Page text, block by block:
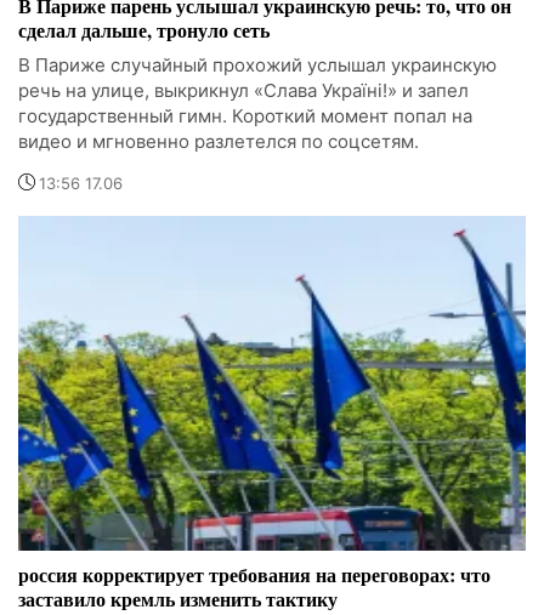
В Париже парень услышал украинскую речь: то, что он
сделал дальше, тронуло сеть
В Париже случайный прохожий услышал украинскую
речь на улице, выкрикнул «Слава Україні!» и запел
государственный гимн. Короткий момент попал на
видео и мгновенно разлетелся по соцсетям.
13:56 17.06
россия корректирует требования на переговорах: что
заставило кремль изменить тактику